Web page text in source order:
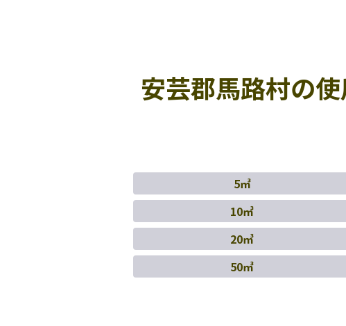
安芸郡馬路村の
5㎥
10㎥
20㎥
50㎥